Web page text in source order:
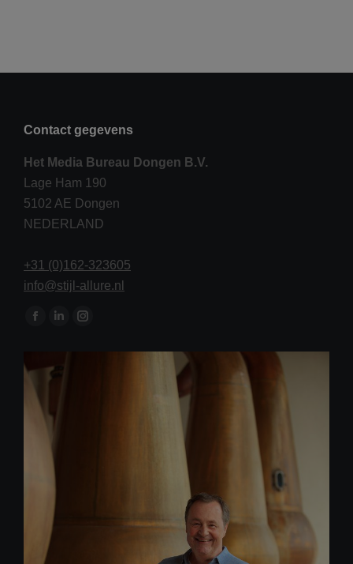
Contact gegevens
Het Media Bureau Dongen B.V.
Lage Ham 190
5102 AE Dongen
NEDERLAND
+31 (0)162-323605
info@stijl-allure.nl
Vind ons op:
Facebook
opens
new
LinkedinInstagram